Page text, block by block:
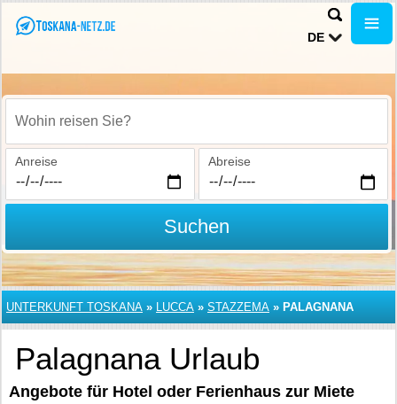
DE
Wohin reisen Sie?
Anreise Abreise
Suchen
UNTERKUNFT TOSKANA » LUCCA » STAZZEMA » PALAGNANA
Palagnana Urlaub
Angebote für Hotel oder Ferienhaus zur Miete